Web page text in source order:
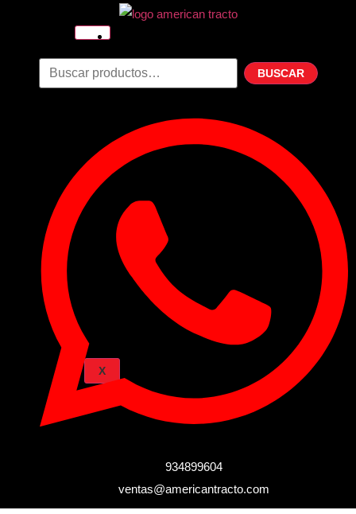
Nosotros
Productos
Refrigerante
Lubricantes
Contacto
Iniciar Sesion
Registro
Restablecer la contraseña
X
BUSCAR
934899604
ventas@americantracto.com